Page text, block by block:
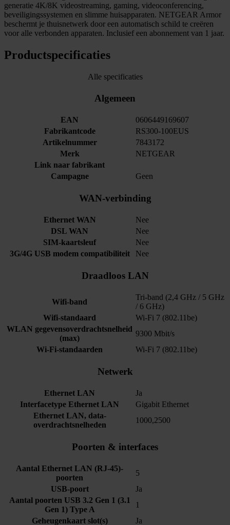
generatie 4K/8K videostreaming, gaming, videoconferencing,
beveiligingssystemen en slimme huisapparaten. NETGEAR Armor
beschermt je thuisnetwerk door een automatisch schild te creëren
voor alle verbonden apparaten. Inclusief een abonnement van 1 jaar.
Productspecificaties
Alle specificaties
Algemeen
EAN
0606449169607
Fabrikantcode
RS300-100EUS
Artikelnummer
7843172
Merk
NETGEAR
Link naar fabrikant
Campagne
Geen
WAN-verbinding
Ethernet WAN
Nee
DSL WAN
Nee
SIM-kaartsleuf
Nee
3G/4G USB modem compatibiliteit
Nee
Draadloos LAN
Wifi-band
Tri-band (2,4 GHz / 5 GHz
/ 6 GHz)
Wifi-standaard
Wi-Fi 7 (802.11be)
WLAN gegevensoverdrachtsnelheid
(max)
9300 Mbit/s
Wi-Fi-standaarden
Wi-Fi 7 (802.11be)
Netwerk
Ethernet LAN
Ja
Interfacetype Ethernet LAN
Gigabit Ethernet
Ethernet LAN, data-
overdrachtsnelheden
1000,2500
Poorten & interfaces
Aantal Ethernet LAN (RJ-45)-
poorten
5
USB-poort
Ja
Aantal poorten USB 3.2 Gen 1 (3.1
Gen 1) Type A
1
Geheugenkaart slot(s)
Ja